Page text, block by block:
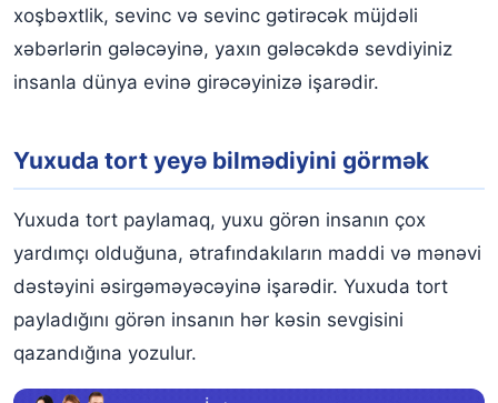
xoşbəxtlik, sevinc və sevinc gətirəcək müjdəli
xəbərlərin gələcəyinə, yaxın gələcəkdə sevdiyiniz
insanla dünya evinə girəcəyinizə işarədir.
Yuxuda tort yeyə bilmədiyini görmək
Yuxuda tort paylamaq, yuxu görən insanın çox
yardımçı olduğuna, ətrafındakıların maddi və mənəvi
dəstəyini əsirgəməyəcəyinə işarədir. Yuxuda tort
payladığını görən insanın hər kəsin sevgisini
qazandığına yozulur.